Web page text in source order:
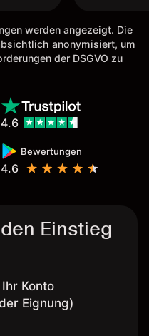
werden angezeigt. Die
anonymisiert, um
der DSGVO zu
Bewertungen
4.6
4.6
Einstieg
Ihr Konto
Eignung)